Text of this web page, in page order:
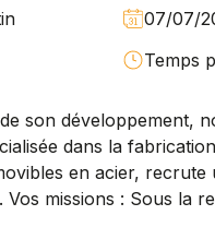
07/07/
Temps
son développement,
dans la
en acier, recrute
Vos missions : Sous la